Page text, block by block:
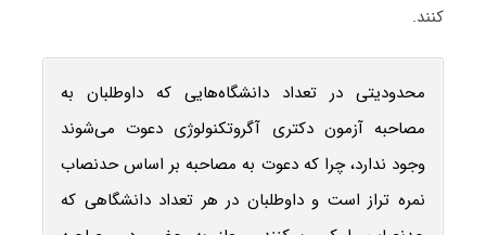
کنند.
محدودیتی در تعداد دانشگاه‌هایی که داوطلبان به
مصاحبه آزمون دکتری آگروتکنولوژی دعوت می‌شوند
وجود ندارد، چرا که دعوت به مصاحبه بر اساس حدنصاب
نمره تراز است و داوطلبان در هر تعداد دانشگاهی که